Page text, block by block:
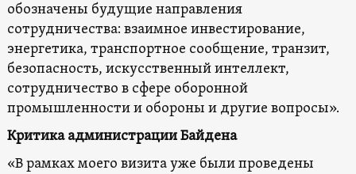
обозначены будущие направления
сотрудничества: взаимное инвестирование,
энергетика, транспортное сообщение, транзит,
безопасность, искусственный интеллект,
сотрудничество в сфере оборонной
промышленности и обороны и другие вопросы».
Критика администрации Байдена
«В рамках моего визита уже были проведены